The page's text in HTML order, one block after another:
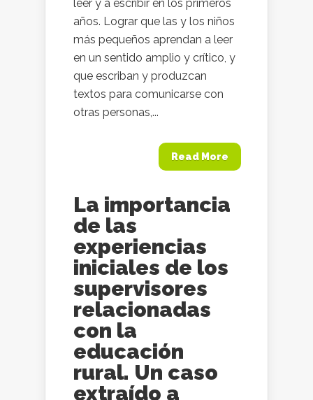
leer y a escribir en los primeros
años. Lograr que las y los niños
más pequeños aprendan a leer
en un sentido amplio y crítico, y
que escriban y produzcan
textos para comunicarse con
otras personas,...
Read More
La importancia
de las
experiencias
iniciales de los
supervisores
relacionadas
con la
educación
rural. Un caso
extraído a